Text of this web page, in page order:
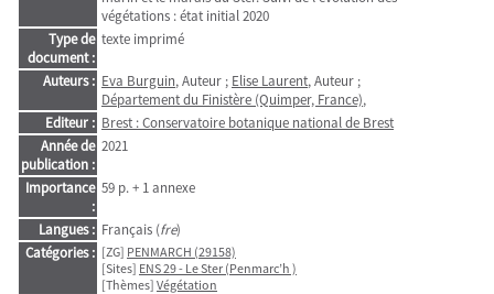
végétations : état initial 2020
Type de
document :
texte imprimé
Auteurs : Eva Burguin, Auteur ; Elise Laurent, Auteur ;
Département du Finistère (Quimper, France),
Editeur : Brest : Conservatoire botanique national de Brest
Année de
publication :
2021
Importance
:
59 p. + 1 annexe
Langues : Français (fre)
Catégories : [ZG] PENMARCH (29158)
[Sites] ENS 29 - Le Ster (Penmarc’h )
[Thèmes] Végétation